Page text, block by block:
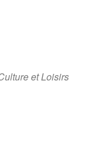
et Loisirs